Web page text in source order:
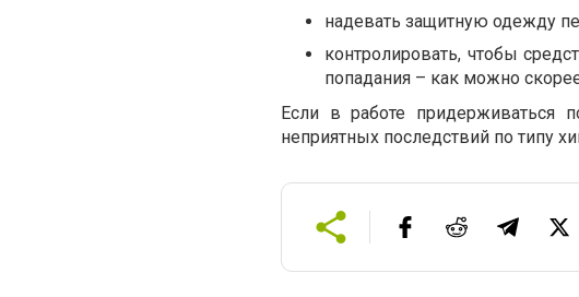
надевать защитную одежду
контролировать, чтобы
попадания – как можно
Если в работе придерживаться
неприятных последствий по типу